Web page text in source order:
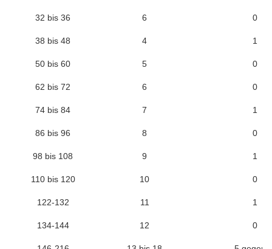
32 bis 36 6 0
38 bis 48 4 1
50 bis 60 5 0
62 bis 72 6 0
74 bis 84 7 1
86 bis 96 8 0
98 bis 108 9 1
110 bis 120 10 0
122-132 11 1
134-144 12 0